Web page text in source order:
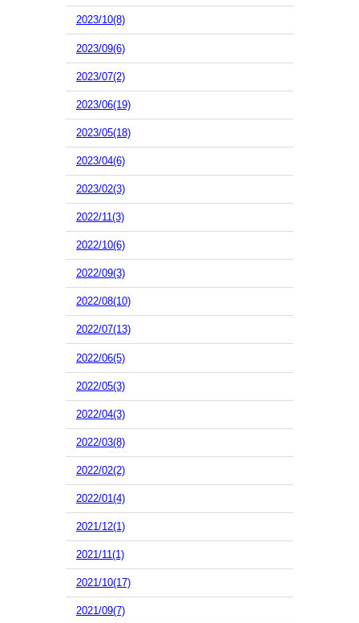
2023/10(8)
2023/09(6)
2023/07(2)
2023/06(19)
2023/05(18)
2023/04(6)
2023/02(3)
2022/11(3)
2022/10(6)
2022/09(3)
2022/08(10)
2022/07(13)
2022/06(5)
2022/05(3)
2022/04(3)
2022/03(8)
2022/02(2)
2022/01(4)
2021/12(1)
2021/11(1)
2021/10(17)
2021/09(7)